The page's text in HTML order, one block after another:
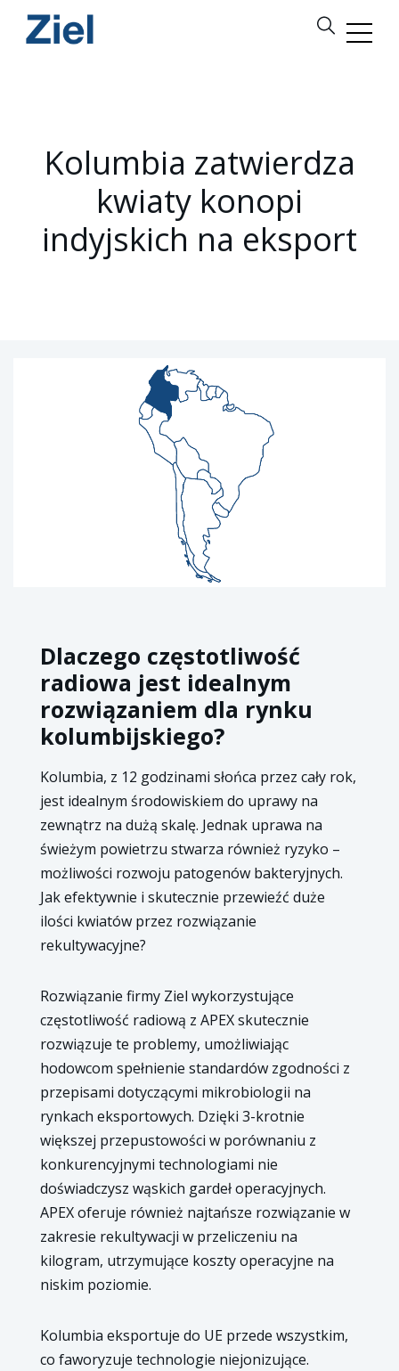
Kolumbia zatwierdza
kwiaty konopi
indyjskich na eksport
Dlaczego częstotliwość
radiowa jest idealnym
rozwiązaniem dla rynku
kolumbijskiego?
Kolumbia, z 12 godzinami słońca przez cały rok,
jest idealnym środowiskiem do uprawy na
zewnątrz na dużą skalę. Jednak uprawa na
świeżym powietrzu stwarza również ryzyko –
możliwości rozwoju patogenów bakteryjnych.
Jak efektywnie i skutecznie przewieźć duże
ilości kwiatów przez rozwiązanie
rekultywacyjne?
Rozwiązanie firmy Ziel wykorzystujące
częstotliwość radiową z APEX skutecznie
rozwiązuje te problemy, umożliwiając
hodowcom spełnienie standardów zgodności z
przepisami dotyczącymi mikrobiologii na
rynkach eksportowych. Dzięki 3-krotnie
większej przepustowości w porównaniu z
konkurencyjnymi technologiami nie
doświadczysz wąskich gardeł operacyjnych.
APEX oferuje również najtańsze rozwiązanie w
zakresie rekultywacji w przeliczeniu na
kilogram, utrzymujące koszty operacyjne na
niskim poziomie.
Kolumbia eksportuje do UE przede wszystkim,
co faworyzuje technologie niejonizujące.